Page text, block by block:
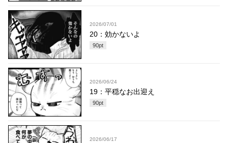
2026/07/01
20：効かないよ
90pt
2026/06/24
19：平穏なお出迎え
90pt
2026/06/17